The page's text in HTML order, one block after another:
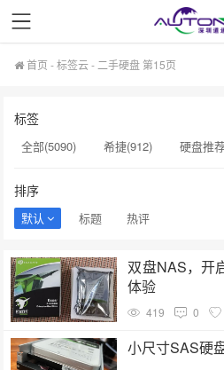
首页 -标签云- 二手硬盘 第15页
标签
全部(5090) 希捷(912) 硬盘推
硬盘采购(474)
希捷硬盘(471)
英特尔(153)
SSD(152) 西数
希捷银河(151)
H200(150)
企
硬盘批发价格(149)
固态硬盘(147)
排序
默认 标题 热评
双盘NAS，开
体验
419 0
小尺寸SAS硬